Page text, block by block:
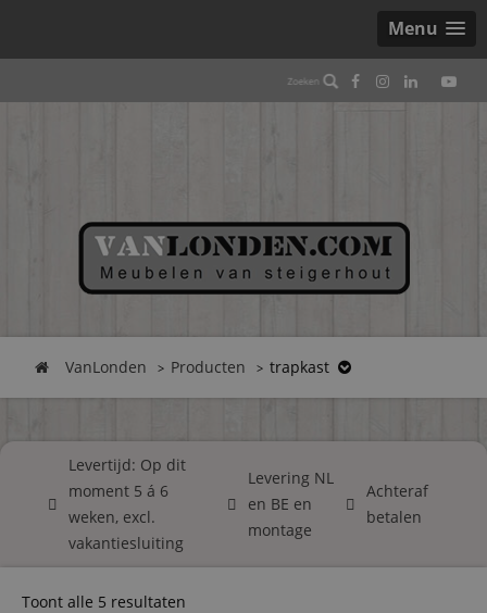
Menu
VanLonden Producten trapkast
Levertijd: Op dit
moment 5 á 6
weken, excl.
vakantiesluiting
Levering NL
en BE en
montage
Achteraf
betalen
Toont alle 5 resultaten